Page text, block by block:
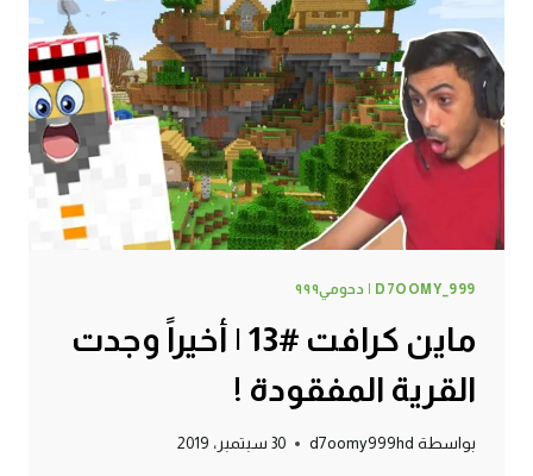
D7OOMY_999 | دحومي٩٩٩
ماين كرافت #13 | أخيراً وجدت
القرية المفقودة !
بواسطة d7oomy999hd 30 سبتمبر، 2019